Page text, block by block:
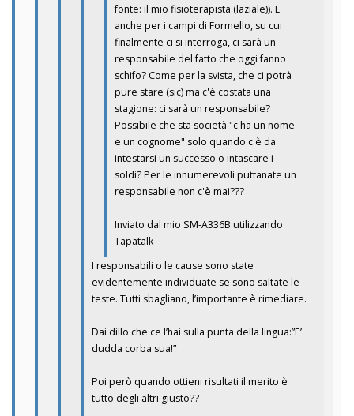
fonte: il mio fisioterapista (laziale)). E
anche per i campi di Formello, su cui
finalmente ci si interroga, ci sarà un
responsabile del fatto che oggi fanno
schifo? Come per la svista, che ci potrà
pure stare (sic) ma c'è costata una
stagione: ci sarà un responsabile?
Possibile che sta società "c'ha un nome
e un cognome" solo quando c'è da
intestarsi un successo o intascare i
soldi? Per le innumerevoli puttanate un
responsabile non c'è mai???
Inviato dal mio SM-A336B utilizzando
Tapatalk
I responsabili o le cause sono state
evidentemente individuate se sono saltate le
teste. Tutti sbagliano, l’importante è rimediare.
Dai dillo che ce l’hai sulla punta della lingua:”E’
dudda corba sua!”
Poi però quando ottieni risultati il merito è
tutto degli altri giusto??